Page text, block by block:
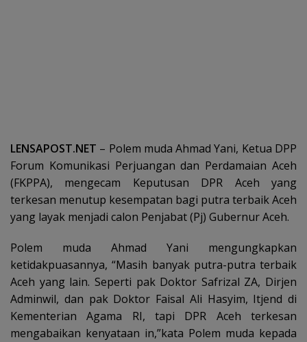
LENSAPOST.NET – Polem muda Ahmad Yani, Ketua DPP
Forum Komunikasi Perjuangan dan Perdamaian Aceh
(FKPPA), mengecam Keputusan DPR Aceh yang
terkesan menutup kesempatan bagi putra terbaik Aceh
yang layak menjadi calon Penjabat (Pj) Gubernur Aceh.
Polem muda Ahmad Yani mengungkapkan
ketidakpuasannya, “Masih banyak putra-putra terbaik
Aceh yang lain. Seperti pak Doktor Safrizal ZA, Dirjen
Adminwil, dan pak Doktor Faisal Ali Hasyim, Itjend di
Kementerian Agama RI, tapi DPR Aceh terkesan
mengabaikan kenyataan in,”kata Polem muda kepada